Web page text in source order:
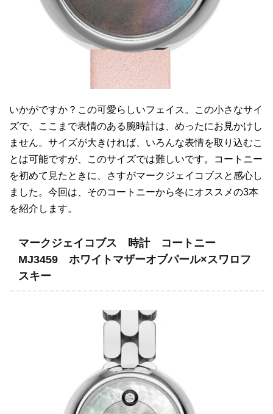
いかがですか？この可愛らしいフェイス。この小さなサイ
ズで、ここまで表情のある腕時計は、めったにお見かけし
ません。サイズが大きければ、いろんな表情を取り込むこ
とは可能ですが、このサイズでは難しいです。コートニー
を初めて見たときに、さすがマークジェイコブスと感心し
ました。今回は、そのコートニーから冬にオススメの3本
を紹介します。
マークジェイコブス 時計 コートニー
MJ3459 ホワイトマザーオブパール×スワロフ
スキー